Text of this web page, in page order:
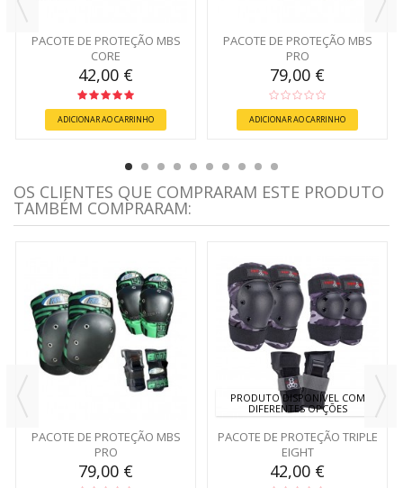
PACOTE DE PROTEÇÃO MBS
CORE
42,00 €
ADICIONAR AO CARRINHO
PACOTE DE PROTEÇÃO MBS
PRO
79,00 €
ADICIONAR AO CARRINHO
OS CLIENTES QUE COMPRARAM ESTE PRODUTO
TAMBÉM COMPRARAM:
PACOTE DE PROTEÇÃO MBS
PRO
79,00 €
PRODUTO DISPONÍVEL COM
DIFERENTES OPÇÕES
PACOTE DE PROTEÇÃO TRIPLE
EIGHT
42,00 €